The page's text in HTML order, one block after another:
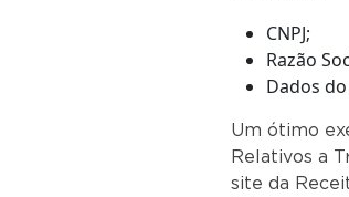
CNPJ;
Razão
Dados
Um ótimo
Relativos a
site da